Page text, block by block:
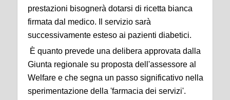
prestazioni bisognerà dotarsi di ricetta bianca
firmata dal medico. Il servizio sarà
successivamente esteso ai pazienti diabetici.
È quanto prevede una delibera approvata dalla
Giunta regionale su proposta dell'assessore al
Welfare e che segna un passo significativo nella
sperimentazione della 'farmacia dei servizi'.